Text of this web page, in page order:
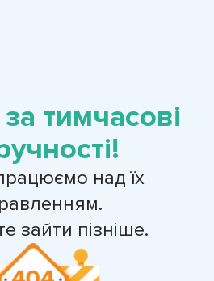
тимчасові
над їх
зайти пізніше.